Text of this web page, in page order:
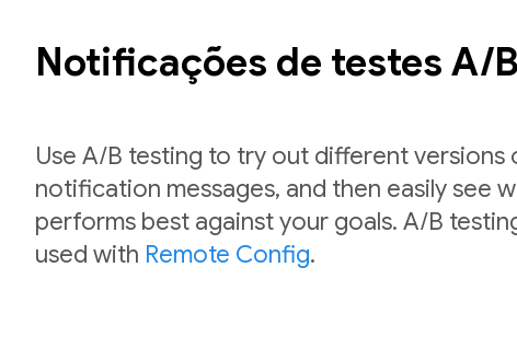
Notificações de testes A/B
Use A/B testing to try out different versions
notification messages, and then easily see
performs best against your goals. A/B
used with Remote Config.